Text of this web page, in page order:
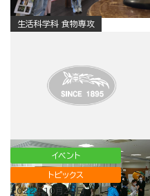
生活科学科 食物専攻
イベント
トピックス
2022年10月28日